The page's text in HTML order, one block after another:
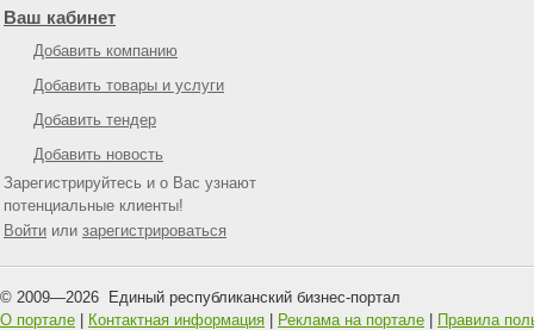
Ваш кабинет
Добавить компанию
Добавить товары и услуги
Добавить тендер
Добавить новость
Зарегистрируйтесь и о Вас узнают
потенциальные клиенты!
Войти или зарегистрироваться
© 2009—2026 Единый республиканский бизнес-портал
О портале
Контактная информация Реклама на портале Правила